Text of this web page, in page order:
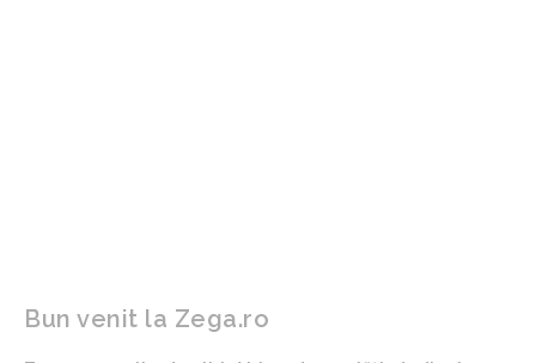
Bun venit la Zega.ro